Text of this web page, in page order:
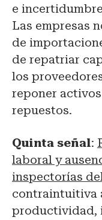
e
Las empresas
de
de repatriar
los
reponer
repuestos.
Quinta señal:
laboral y
inspectorías
contraintuitiva
productividad,